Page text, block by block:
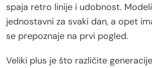
spaja retro linije i udobnost.
jednostavni za svaki dan, a opet
se prepoznaje na prvi pogled.
Veliki plus je što različite